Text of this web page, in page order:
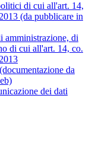
di cui all'art. 14,
(da pubblicare in
amministrazione, di
di cui all'art. 14, co.
da
dei dati